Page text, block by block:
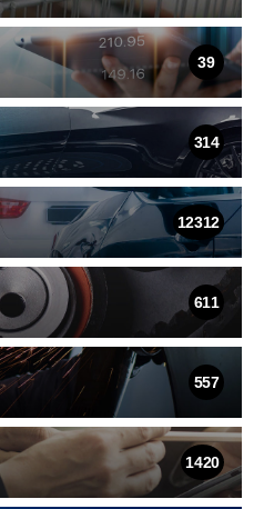
39
314
12312
611
557
1420